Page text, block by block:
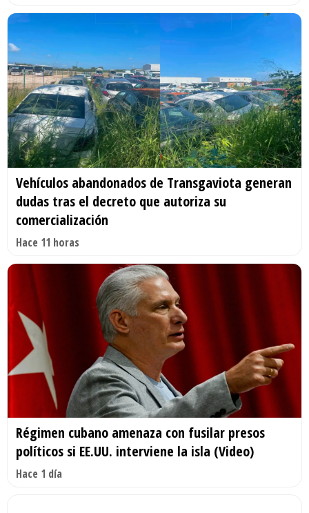
Vehículos abandonados de Transgaviota generan
dudas tras el decreto que autoriza su
comercialización
Hace 11 horas
Régimen cubano amenaza con fusilar presos
políticos si EE.UU. interviene la isla (Video)
Hace 1 día